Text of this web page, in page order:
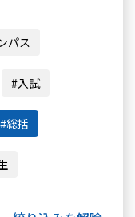
パス
入試
総括